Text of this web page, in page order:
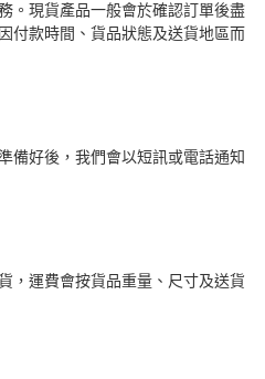
。現貨產品一般會於確認訂單後盡
付款時間、貨品狀態及送貨地區而
備好後，我們會以短訊或電話通知
，運費會按貨品重量、尺寸及送貨